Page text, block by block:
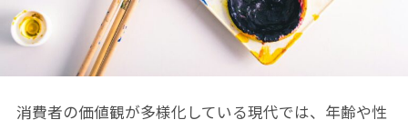
消費者の価値観が多様化している現代では、年齢や性